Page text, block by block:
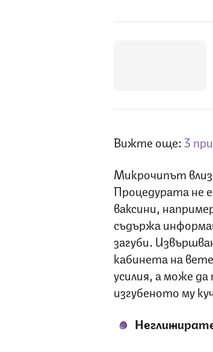
Вижте още: 3
Микрочипът
Процедурата не
ваксини,
съдържа
загуби.
кабинета на
усилия, а може
изгубеното му